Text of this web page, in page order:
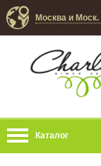
Москва и Моск.
Каталог